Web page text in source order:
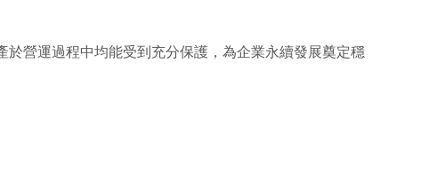
營運過程中均能受到充分保護，為企業永續發展奠定穩